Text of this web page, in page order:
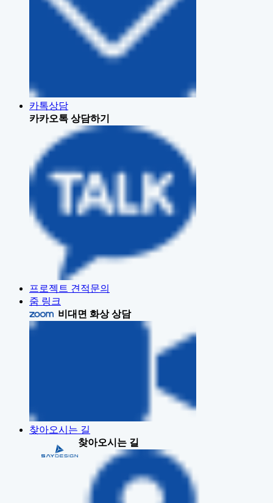
카톡상담
카카오톡 상담하기
프로젝트 견적문의
줌 링크
비대면 화상 상담
찾아오시는 길
찾아오시는 길